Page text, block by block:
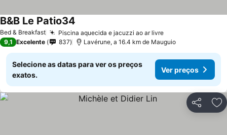
Bed & Breakfast Piscina aquecida e jacuzzi ao ar livre
B&B Le Patio34
9,1 Excelente 837 Lavérune, a 16.4 km de Mauguio
Selecione as datas para ver os preços
exatos.
Ver preços
Partilhar